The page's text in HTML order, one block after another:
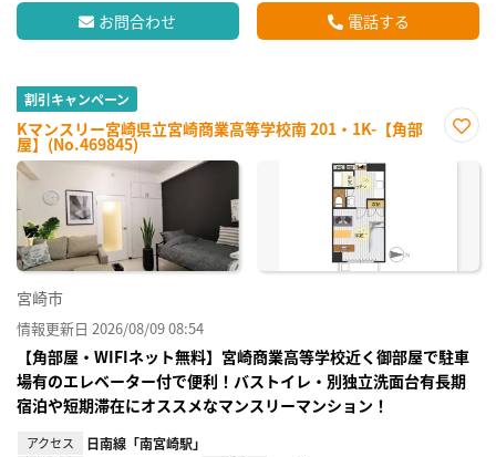
お問合わせ 電話する
割引キャンペーン
Kマンスリー宮崎県立宮崎商業高等学校南 201・1K-【角部
屋】(No.469845)
に入
宮崎市
情報更新日 2026/08/09 08:54
【角部屋・WIFIネット無料】宮崎商業高等学校近く御部屋で駐車
場有のエレベーター付で便利！バストイレ・別独立洗面台有長期
宿泊や短期滞在にオススメなマンスリーマンション！
アクセス 日南線「南宮崎駅」